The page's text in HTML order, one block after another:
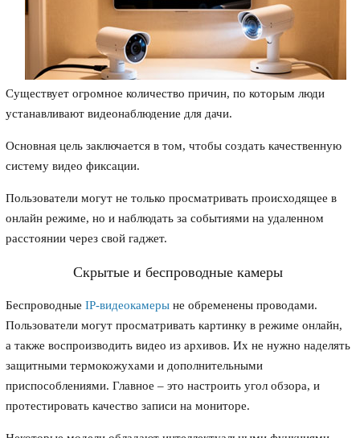
Существует огромное количество причин, по которым люди
устанавливают видеонаблюдение для дачи.
Основная цель заключается в том, чтобы создать качественную
систему видео фиксации.
Пользователи могут не только просматривать происходящее в
онлайн режиме, но и наблюдать за событиями на удаленном
расстоянии через свой гаджет.
Скрытые и беспроводные камеры
БеспроводныеIP-видеокамеры не обременены проводами.
Пользователи могут просматривать картинку в режиме онлайн,
а также воспроизводить видео из архивов. Их не нужно наделять
защитными термокожухами и дополнительными
приспособлениями. Главное – это настроить угол обзора, и
протестировать качество записи на мониторе.